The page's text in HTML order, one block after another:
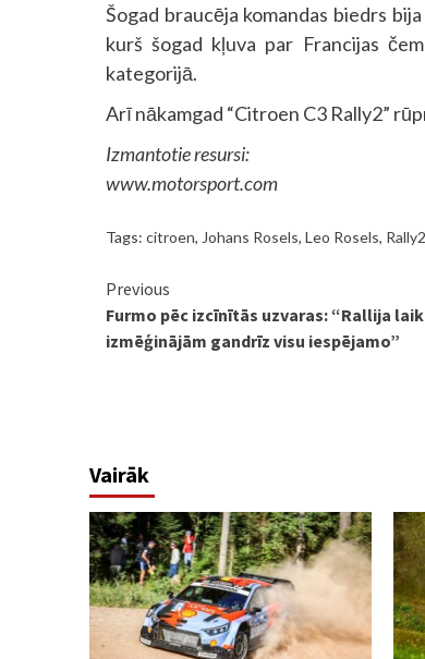
Šogad braucēja komandas biedrs
kurš šogad kļuva par Francijas
kategorijā.
Arī nākamgad “Citroen C3 Rally2”
Izmantotie resursi:
www.motorsport.com
Tags: citroen, Johans Rosels, Leo Rosels, Rally2
Continue
Reading
Previous
Furmo pēc izcīnītās uzvaras: “Rallija
izmēģinājām gandrīz visu iespējamo”
Vairāk